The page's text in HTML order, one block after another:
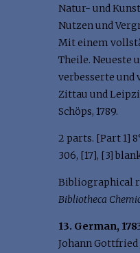
Natur- und
Nutzen und
Mit einem
Theile. Neueste
verbesserte und
Zittau und
Schöps, 1789.
2 parts. [Part 1]
306, [17], [3]
Bibliographical
Bibliotheca
13. German,
Johann Gottfried